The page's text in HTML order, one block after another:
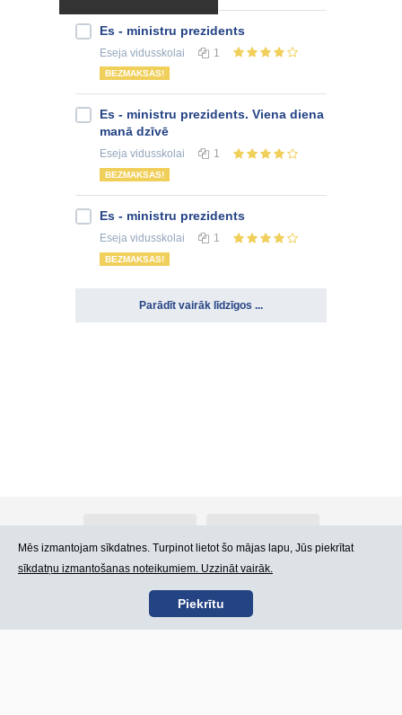
Es - ministru prezidents
Eseja vidusskolai 1
BEZMAKSAS!
Es - ministru prezidents. Viena diena
manā dzīvē
Eseja vidusskolai 1
BEZMAKSAS!
Es - ministru prezidents
Eseja vidusskolai 1
BEZMAKSAS!
Parādīt vairāk līdzīgos ...
Kontakti Lietošanas noteikumi
Mēs izmantojam sīkdatnes. Turpinot lietot šo mājas lapu, Jūs piekrītat
sīkdatņu izmantošanas noteikumiem. Uzzināt vairāk.
Piekrītu